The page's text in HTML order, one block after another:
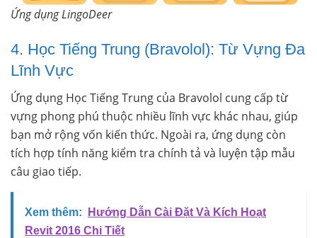
Ứng dụng LingoDeer
4. Học Tiếng Trung (Bravolol): Từ Vựng Đa
Lĩnh Vực
Ứng dụng Học Tiếng Trung của Bravolol cung cấp từ
vựng phong phú thuộc nhiều lĩnh vực khác nhau, giúp
bạn mở rộng vốn kiến thức. Ngoài ra, ứng dụng còn
tích hợp tính năng kiểm tra chính tả và luyện tập mẫu
câu giao tiếp.
Xem thêm:
Hướng Dẫn Cài Đặt Và Kích Hoạt
Revit 2016 Chi Tiết